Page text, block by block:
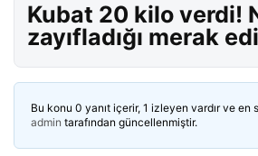
Kubat 20 kilo verdi!
zayıfladığı merak
Bu konu 0 yanıt içerir, 1 izleyen vardır ve en
admin tarafından güncellenmiştir.